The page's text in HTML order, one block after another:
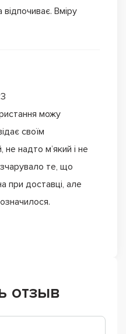
Вміру
можу
своїм
надто м’який і не
те, що
при доставці, але
отзыв